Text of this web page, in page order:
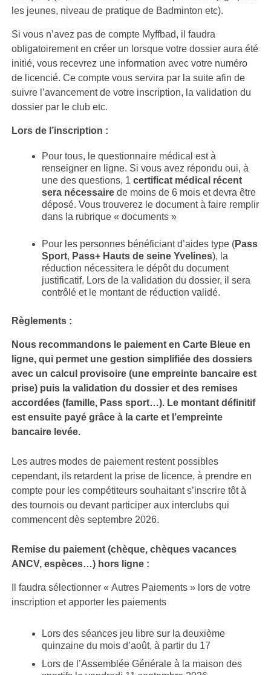
les jeunes, niveau de pratique de Badminton etc).
Si vous n’avez pas de compte Myffbad, il faudra
obligatoirement en créer un lorsque votre dossier aura été
initié, vous recevrez une information avec votre numéro
de licencié. Ce compte vous servira par la suite afin de
suivre l’avancement de votre inscription, la validation du
dossier par le club etc.
Lors de l’inscription :
Pour tous, le questionnaire médical est à
renseigner en ligne. Si vous avez répondu oui, à
une des questions, 1 certificat médical récent
sera nécessairede moins de 6 mois et devra être
déposé. Vous trouverez le document à faire remplir
dans la rubrique « documents »
Pour les personnes bénéficiant d’aides type (Pass
Sport, Pass+ Hauts de seine Yvelines), la
réduction nécessitera le dépôt du document
justificatif. Lors de la validation du dossier, il sera
contrôlé et le montant de réduction validé.
Règlements :
Nous recommandons le paiement en Carte Bleue en
ligne, qui permet une gestion simplifiée des dossiers
avec un calcul provisoire (une empreinte bancaire est
prise) puis la validation du dossier et des remises
accordées (famille, Pass sport…). Le montant définitif
est ensuite payé grâce à la carte et l’empreinte
bancaire levée.
Les autres modes de paiement restent possibles
cependant, ils retardent la prise de licence, à prendre en
compte pour les compétiteurs souhaitant s’inscrire tôt à
des tournois ou devant participer aux interclubs qui
commencent dès septembre 2026.
Remise du paiement (chèque, chèques vacances
ANCV, espèces…) hors ligne :
Il faudra sélectionner « Autres Paiements » lors de votre
inscription et apporter les paiements
Lors des séances jeu libre sur la deuxième
quinzaine du mois d’août, à partir du 17
Lors de l’Assemblée Générale à la maison des